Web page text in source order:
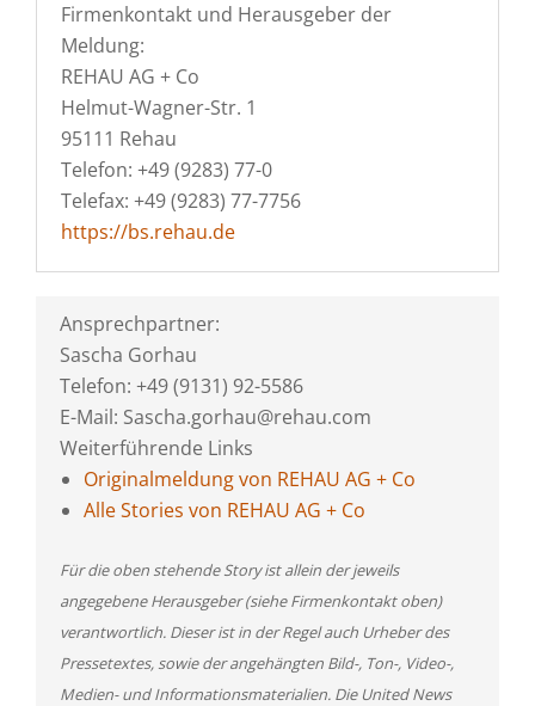
Firmenkontakt und Herausgeber der
Meldung:
REHAU AG + Co
Helmut-Wagner-Str. 1
95111 Rehau
Telefon: +49 (9283) 77-0
Telefax: +49 (9283) 77-7756
https://bs.rehau.de
Ansprechpartner:
Sascha Gorhau
Telefon: +49 (9131) 92-5586
E-Mail: Sascha.gorhau@rehau.com
Weiterführende Links
Originalmeldung von REHAU AG + Co
Alle Stories von REHAU AG + Co
Für die oben stehende Story ist allein der jeweils
angegebene Herausgeber (siehe Firmenkontakt oben)
verantwortlich. Dieser ist in der Regel auch Urheber des
Pressetextes, sowie der angehängten Bild-, Ton-, Video-,
Medien- und Informationsmaterialien. Die United News